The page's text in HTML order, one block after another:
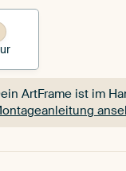
ArtFrame ist im
ArtFrame ist im